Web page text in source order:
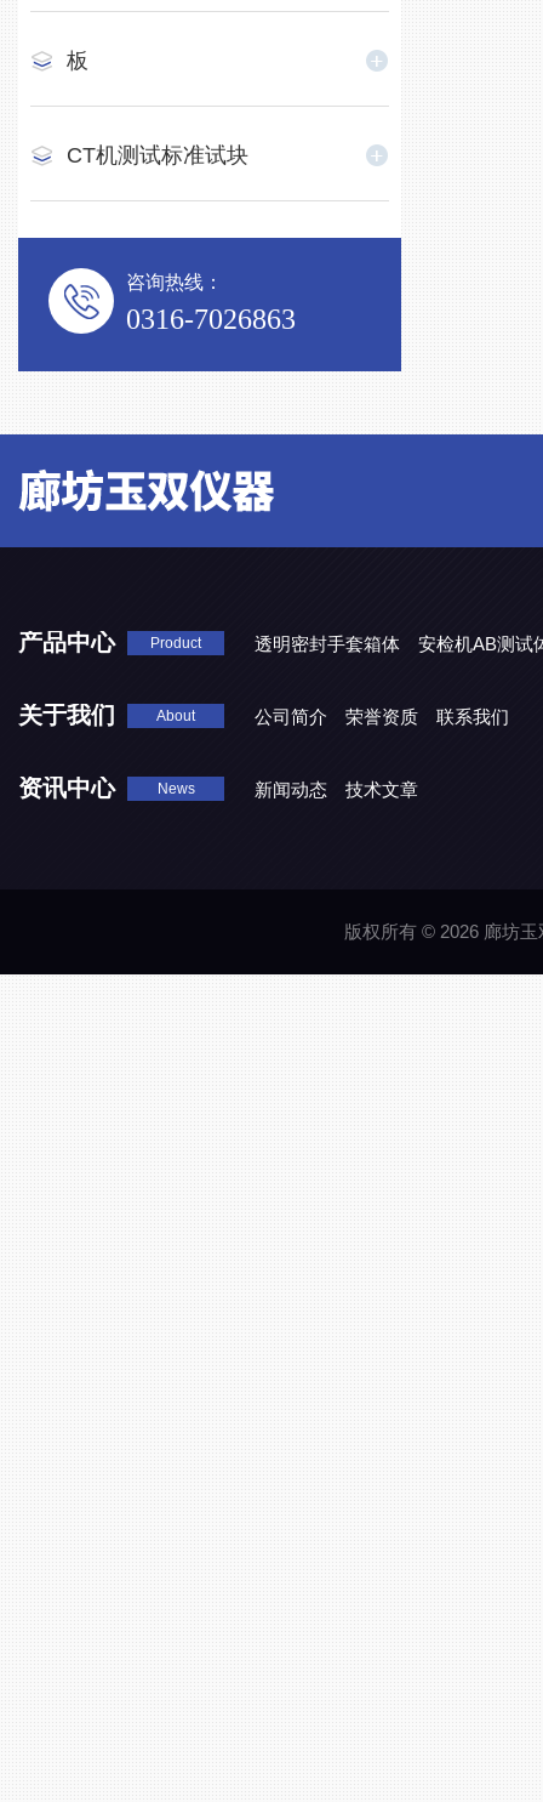
板
CT机测试标准试块
咨询热线：
0316-7026863
产品中心 Product 透明密封手套箱体 安检机AB测试
关于我们 About 公司简介 荣誉资质 联系我们
资讯中心 News 新闻动态 技术文章
版权所有 © 2026 廊坊